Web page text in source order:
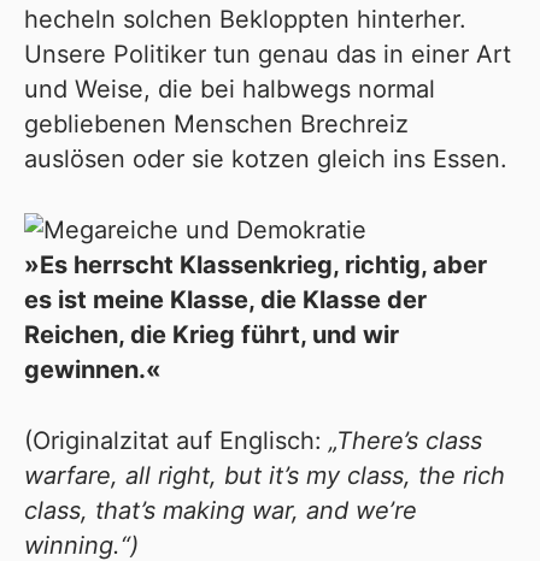
hecheln solchen Bekloppten hinterher.
Unsere Politiker tun genau das in einer Art
und Weise, die bei halbwegs normal
gebliebenen Menschen Brechreiz
auslösen oder sie kotzen gleich ins Essen.
»Es herrscht Klassenkrieg, richtig, aber
es ist meine Klasse, die Klasse der
Reichen, die Krieg führt, und wir
gewinnen.«
(Originalzitat auf Englisch: „There’s class
warfare, all right, but it’s my class, the rich
class, that’s making war, and we’re
winning.“)